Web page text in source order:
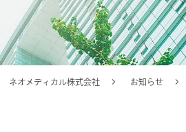
ネオメディカル株式会社 お知らせ